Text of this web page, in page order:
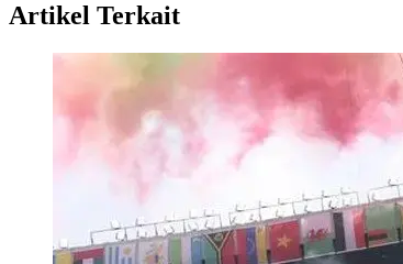
Artikel Terkait